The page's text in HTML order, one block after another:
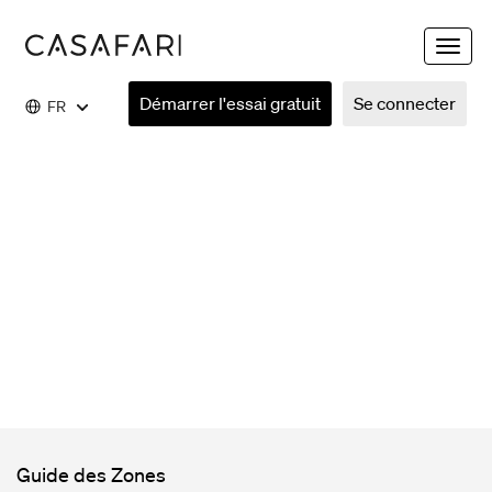
Toggle
FR Se connecter
Démarrer l'essai gratuit
Guide des Zones